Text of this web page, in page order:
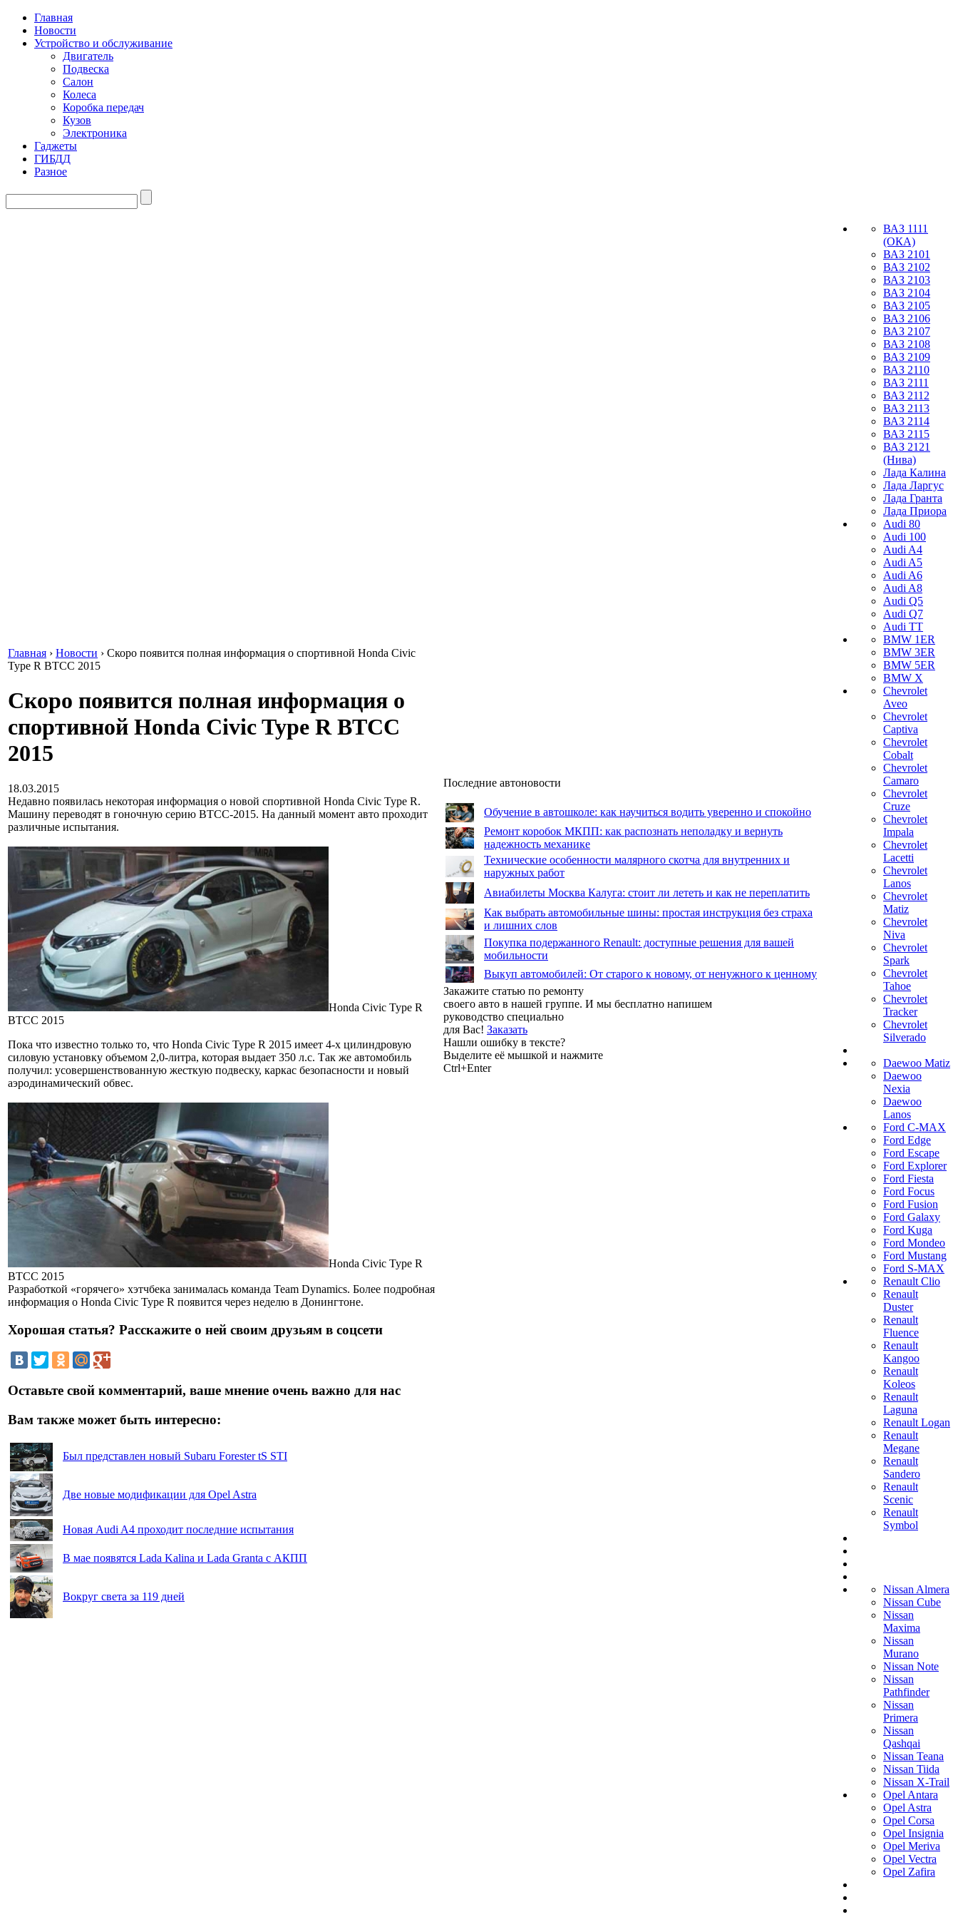
Главная
Новости
Устройство и обслуживание
Двигатель
Подвеска
Салон
Колеса
Коробка передач
Кузов
Электроника
Гаджеты
ГИБДД
Разное
Главная › Новости › Скоро появится полная информация о спортивной Honda Civic
Type R BTCC 2015
Скоро появится полная информация о
спортивной Honda Civic Type R BTCC
2015
18.03.2015
Недавно появилась некоторая информация о новой спортивной Honda Civic Type R.
Машину переводят в гоночную серию BTCC-2015. На данный момент авто проходит
различные испытания.
Honda Civic Type R
BTCC 2015
Пока что известно только то, что Honda Civic Type R 2015 имеет 4-х цилиндровую
силовую установку объемом 2,0-литра, которая выдает 350 л.с. Так же автомобиль
получил: усовершенствованную жесткую подвеску, каркас безопасности и новый
аэродинамический обвес.
Honda Civic Type R
BTCC 2015
Разработкой «горячего» хэтчбека занималась команда Team Dynamics. Более подробная
информация о Honda Civic Type R появится через неделю в Донингтоне.
Хорошая статья? Расскажите о ней своим друзьям в соцсети
Оставьте свой комментарий, ваше мнение очень важно для нас
Вам также может быть интересно:
Был представлен новый Subaru Forester tS STI
Две новые модификации для Opel Astra
Новая Audi A4 проходит последние испытания
В мае появятся Lada Kalina и Lada Granta с АКПП
Вокруг света за 119 дней
Последние автоновости
Обучение в автошколе: как научиться водить уверенно и спокойно
Ремонт коробок МКПП: как распознать неполадку и вернуть
надежность механике
Технические особенности малярного скотча для внутренних и
наружных работ
Авиабилеты Москва Калуга: стоит ли лететь и как не переплатить
Как выбрать автомобильные шины: простая инструкция без страха
и лишних слов
Покупка подержанного Renault: доступные решения для вашей
мобильности
Выкуп автомобилей: От старого к новому, от ненужного к ценному
Закажите статью по ремонту
своего авто в нашей группе. И мы бесплатно напишем
руководство специально
для Вас! Заказать
Нашли ошибку в тексте?
Выделите её мышкой и нажмите
Ctrl+Enter
ВАЗ 1111
(ОКА)
ВАЗ 2101
ВАЗ 2102
ВАЗ 2103
ВАЗ 2104
ВАЗ 2105
ВАЗ 2106
ВАЗ 2107
ВАЗ 2108
ВАЗ 2109
ВАЗ 2110
ВАЗ 2111
ВАЗ 2112
ВАЗ 2113
ВАЗ 2114
ВАЗ 2115
ВАЗ 2121
(Нива)
Лада Калина
Лада Ларгус
Лада Гранта
Лада Приора
Audi 80
Audi 100
Audi A4
Audi A5
Audi A6
Audi A8
Audi Q5
Audi Q7
Audi TT
BMW 1ER
BMW 3ER
BMW 5ER
BMW X
Chevrolet
Aveo
Chevrolet
Captiva
Chevrolet
Cobalt
Chevrolet
Camaro
Chevrolet
Cruze
Chevrolet
Impala
Chevrolet
Lacetti
Chevrolet
Lanos
Chevrolet
Matiz
Chevrolet
Niva
Chevrolet
Spark
Chevrolet
Tahoe
Chevrolet
Tracker
Chevrolet
Silverado
Daewoo Matiz
Daewoo
Nexia
Daewoo
Lanos
Ford C-MAX
Ford Edge
Ford Escape
Ford Explorer
Ford Fiesta
Ford Focus
Ford Fusion
Ford Galaxy
Ford Kuga
Ford Mondeo
Ford Mustang
Ford S-MAX
Renault Clio
Renault
Duster
Renault
Fluence
Renault
Kangoo
Renault
Koleos
Renault
Laguna
Renault Logan
Renault
Megane
Renault
Sandero
Renault
Scenic
Renault
Symbol
Nissan Almera
Nissan Cube
Nissan
Maxima
Nissan
Murano
Nissan Note
Nissan
Pathfinder
Nissan
Primera
Nissan
Qashqai
Nissan Teana
Nissan Tiida
Nissan X-Trail
Opel Antara
Opel Astra
Opel Corsa
Opel Insignia
Opel Meriva
Opel Vectra
Opel Zafira